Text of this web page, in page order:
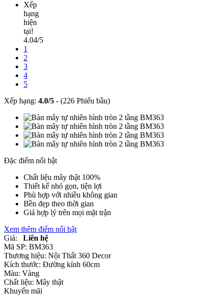
Xếp
hạng
hiện
tại!
4.04/5
1
2
3
4
5
Xếp hạng: 4.0/5 - (226 Phiếu bầu)
Đặc điểm nổi bật
Chất liệu mây thật 100%
Thiết kế nhỏ gọn, tiện lợi
Phù hợp với nhiều không gian
Bền đẹp theo thời gian
Giá hợp lý trên mọi mặt trận
Xem thêm điểm nổi bật
Giá:
Liên hệ
Mã SP: BM363
Thương hiệu: Nội Thất 360 Decor
Kích thước: Đường kính 60cm
Màu: Vàng
Chất liệu: Mây thật
Khuyến mãi